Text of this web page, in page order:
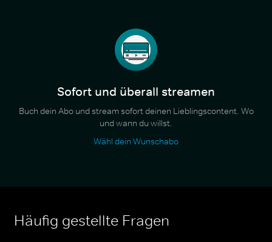
Sofort und überall streamen
Buch dein Abo und stream sofort deinen Lieblingscontent. Wo
und wann du willst.
Wähl dein Wunschabo
Häufig gestellte Fragen